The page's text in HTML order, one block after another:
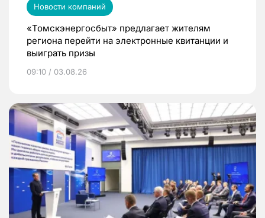
Новости компаний
«Томскэнергосбыт» предлагает жителям
региона перейти на электронные квитанции и
выиграть призы
09:10 / 03.08.26